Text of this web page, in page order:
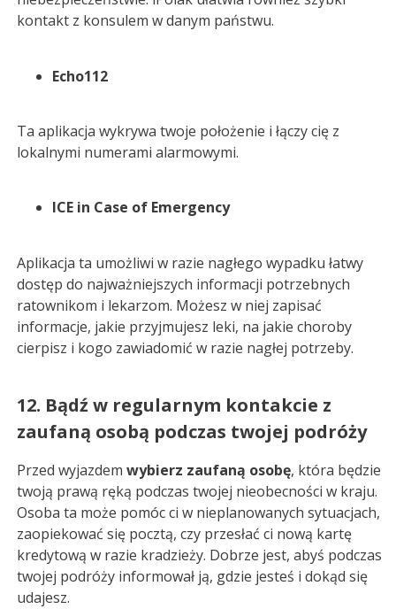
kontakt z konsulem w danym państwu.
Echo112
Ta aplikacja wykrywa twoje położenie i łączy cię z
lokalnymi numerami alarmowymi.
ICE in Case of Emergency
Aplikacja ta umożliwi w razie nagłego wypadku łatwy
dostęp do najważniejszych informacji potrzebnych
ratownikom i lekarzom. Możesz w niej zapisać
informacje, jakie przyjmujesz leki, na jakie choroby
cierpisz i kogo zawiadomić w razie nagłej potrzeby.
12. Bądź w regularnym kontakcie z
zaufaną osobą podczas twojej podróży
Przed wyjazdem wybierz zaufaną osobę, która będzie
twoją prawą ręką podczas twojej nieobecności w kraju.
Osoba ta może pomóc ci w nieplanowanych sytuacjach,
zaopiekować się pocztą, czy przesłać ci nową kartę
kredytową w razie kradzieży. Dobrze jest, abyś podczas
twojej podróży informował ją, gdzie jesteś i dokąd się
udajesz.